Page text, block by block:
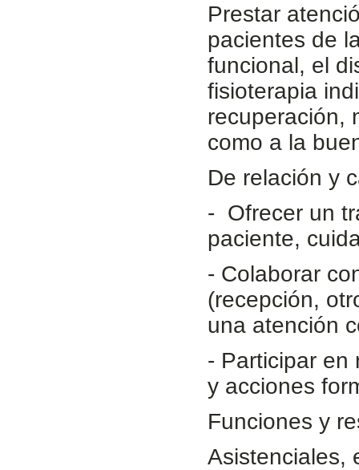
Prestar
pacientes de
funcional, el
fisioterapia
recuperación,
como a la
De relación y
- Ofrecer un
paciente,
- Colaborar
(recepción,
una atención
- Participar en
y acciones
Funciones y
Asistenciales,